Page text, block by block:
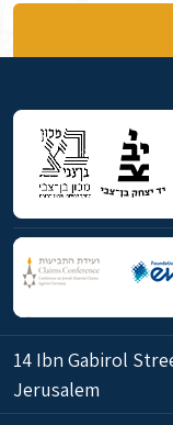
14 Ibn Gabirol
Jerusalem